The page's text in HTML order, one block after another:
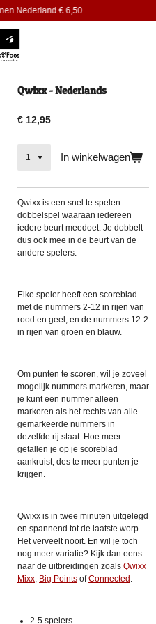
Nederland € 6,50.
Qwixx - Nederlands
€ 12,95
In winkelwagen
Qwixx is een snel te spelen
dobbelspel waaraan iedereen
iedere beurt meedoet. Je dobbelt
dus ook mee in de beurt van de
andere spelers.
Elke speler heeft een scoreblad
met de nummers 2-12 in rijen van
rood en geel, en de nummers 12-2
in rijen van groen en blauw.
Om punten te scoren, wil je zoveel
mogelijk nummers markeren, maar
je kunt een nummer alleen
markeren als het rechts van alle
gemarkeerde nummers in
dezelfde rij staat. Hoe meer
getallen je op je scoreblad
aankruist, des te meer punten je
krijgen.
Qwixx is in twee minuten uitgelegd
en spannend tot de laatste worp.
Het verveelt nooit. En wil je toch
nog meer variatie? Kijk dan eens
naar de uitbreidingen zoals Qwixx
Mixx Big Points ofConnected
2-5 spelers